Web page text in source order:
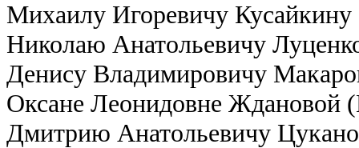
Михаилу Игоревичу
Николаю Анатольевичу
Денису Владимировичу
Оксане Леонидовне
Дмитрию Анатольевичу